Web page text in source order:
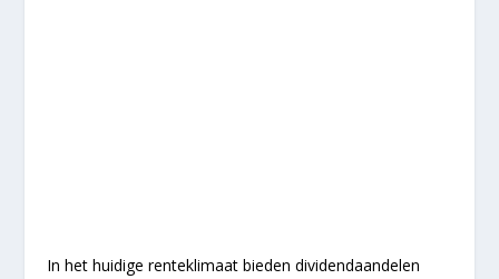
In het huidige renteklimaat bieden dividendaandelen